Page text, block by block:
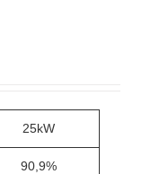
25kW
90,9%